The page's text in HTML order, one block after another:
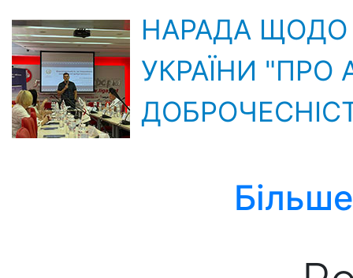
НАРАДА ЩОДО
УКРАЇНИ "ПРО